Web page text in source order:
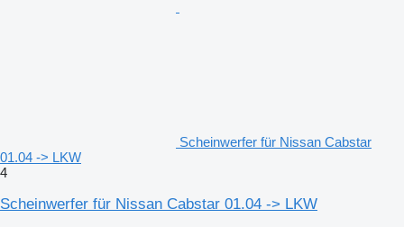
Scheinwerfer für Nissan Cabstar
01.04 -> LKW
4
Scheinwerfer für Nissan Cabstar 01.04 -> LKW